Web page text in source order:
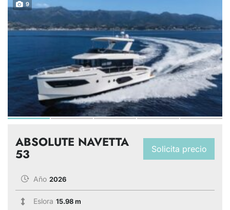
9
Solicita precio
ABSOLUTE NAVETTA
53
Año 2026
Eslora 15.98 m